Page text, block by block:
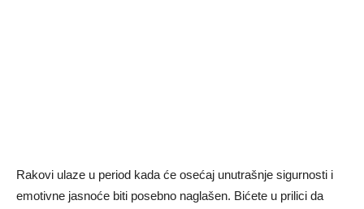
Rakovi ulaze u period kada će osećaj unutrašnje sigurnosti i
emotivne jasnoće biti posebno naglašen. Bićete u prilici da